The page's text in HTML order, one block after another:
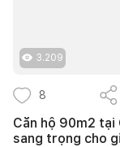
3.209
8
Căn hộ 90m2
sang trọng cho